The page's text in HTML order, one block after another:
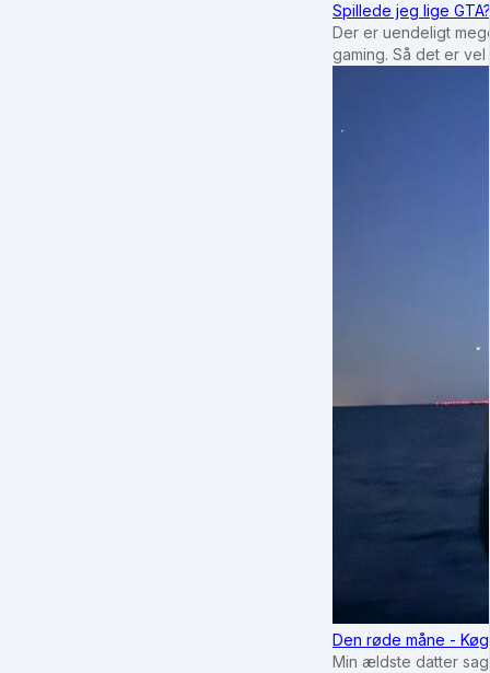
Spillede jeg lige GTA?
Der er uendeligt
gaming. Så det er
Den røde måne -
Min ældste datter